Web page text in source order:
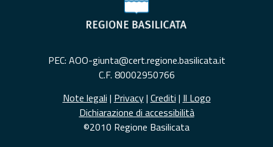
PEC: AOO-giunta@cert.regione.basilicata.it
C.F. 80002950766
Note legali | Privacy| Crediti | Il Logo
Dichiarazione di accessibilità
©2010 Regione Basilicata